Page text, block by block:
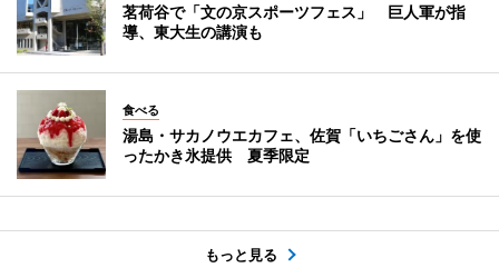
茗荷谷で「文の京スポーツフェス」 巨人軍が指
導、東大生の講演も
食べる
湯島・サカノウエカフェ、佐賀「いちごさん」を使
ったかき氷提供 夏季限定
もっと見る